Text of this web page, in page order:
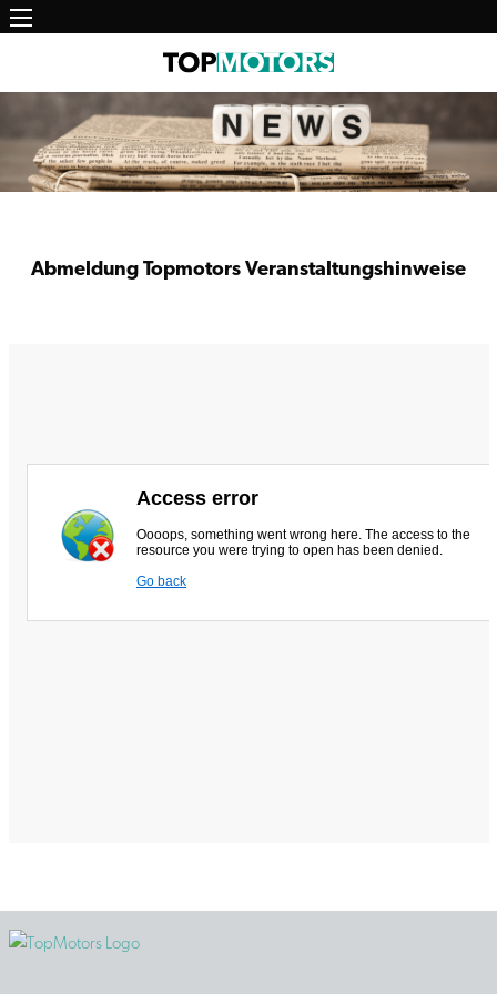
Skip
to
Main
navigation
Abmeldung Topmotors Veranstaltungshinweise